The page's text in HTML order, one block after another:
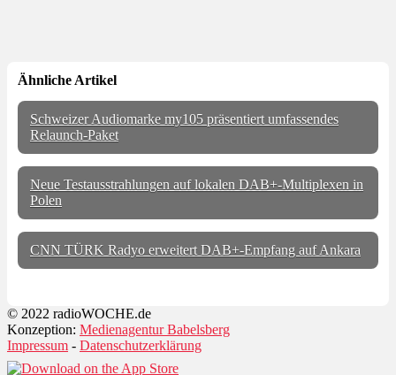
Ähnliche Artikel
Schweizer Audiomarke my105 präsentiert umfassendes
Relaunch-Paket
Neue Testausstrahlungen auf lokalen DAB+-Multiplexen in
Polen
CNN TÜRK Radyo erweitert DAB+-Empfang auf Ankara
© 2022 radioWOCHE.de
Konzeption: Medienagentur Babelsberg
Impressum - Datenschutzerklärung